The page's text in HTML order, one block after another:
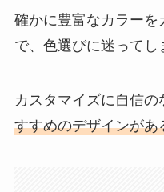
確かに豊富なカラー
で、色選びに迷ってし
カスタマイズに自信の
すすめのデザインがあ